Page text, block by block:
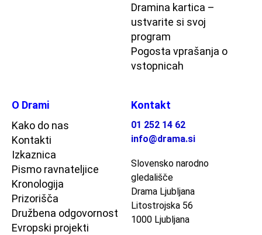
Dramina kartica –
ustvarite si svoj
program
Pogosta vprašanja o
vstopnicah
O Drami
Kako do nas
Kontakti
Izkaznica
Pismo ravnateljice
Kronologija
Prizorišča
Družbena odgovornost
Evropski projekti
Kontakt
01 252 14 62
info@drama.si
Slovensko narodno
gledališče
Drama Ljubljana
Litostrojska 56
1000 Ljubljana